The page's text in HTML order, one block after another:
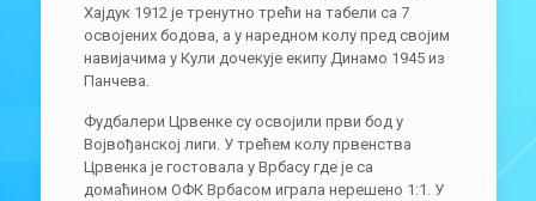
Хајдук 1912 је тренутно трећи на табели са 7
освојених бодова, а у наредном колу пред својим
навијачима у Кули дочекује екипу Динамо 1945 из
Панчева.
Фудбалери Црвенке су освојили први бод у
Војвођанској лиги. У трећем колу првенства
Црвенка је гостовала у Врбасу где је са
домаћином ОФК Врбасом играла нерешено 1:1. У